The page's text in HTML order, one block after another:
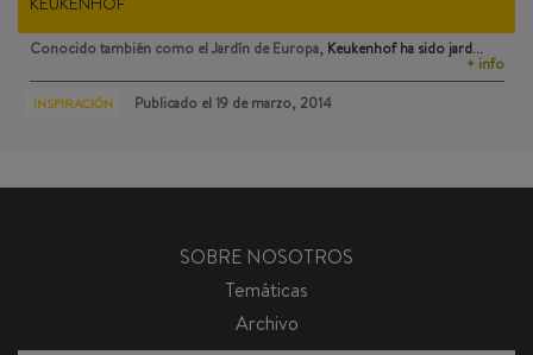
Conocido también como el Jardín de Europa, Keukenhofha sido jard…
+ info
INSPIRACIÓN Publicado el 19 de marzo, 2014
SOBRE NOSOTROS
Temáticas
Archivo